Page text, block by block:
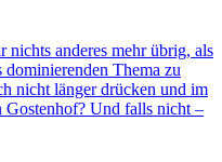
anderes mehr übrig, als
Thema zu
nicht länger drücken und im
Gostenhof? Und falls nicht –